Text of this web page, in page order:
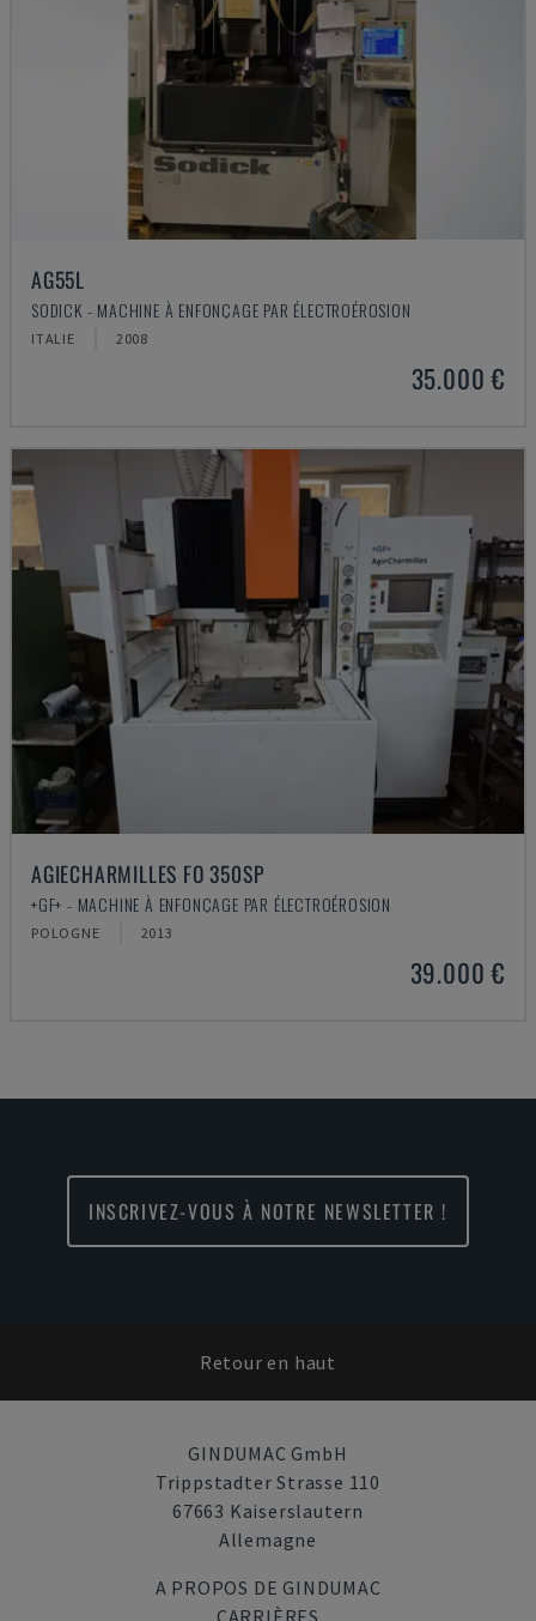
AG55L
SODICK - MACHINE À ENFONÇAGE PAR ÉLECTROÉROSION
ITALIE 2008
35.000 €
AGIECHARMILLES FO 350SP
+GF+ - MACHINE À ENFONÇAGE PAR ÉLECTROÉROSION
POLOGNE 2013
39.000 €
INSCRIVEZ-VOUS À NOTRE NEWSLETTER !
Retour en haut
GINDUMAC GmbH
Trippstadter Strasse 110
67663 Kaiserslautern
Allemagne
A PROPOS DE GINDUMAC
CARRIÈRES